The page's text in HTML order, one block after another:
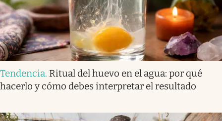
Tendencia. Ritual del huevo en el agua: por qué
hacerlo y cómo debes interpretar el resultado